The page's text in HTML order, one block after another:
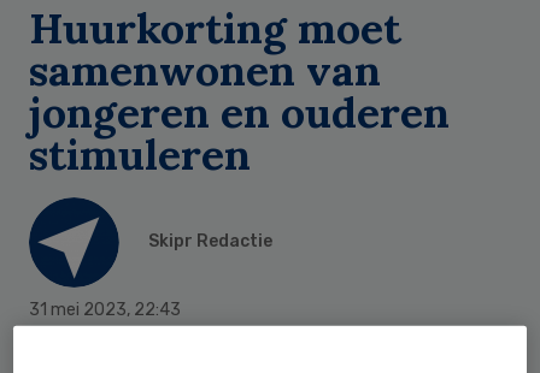
Huurkorting moet
samenwonen van
jongeren en ouderen
stimuleren
Skipr Redactie
31 mei 2023, 22:43